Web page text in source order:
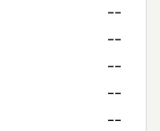
--
--
--
--
--